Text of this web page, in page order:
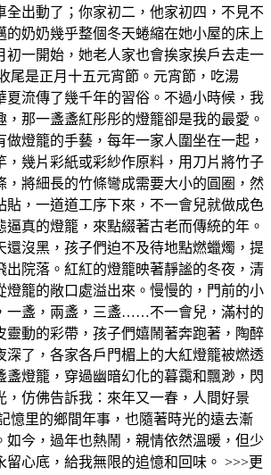
全出動了；你家初二，他家初四，不見不
的奶奶幾乎整個冬天蜷縮在她小屋的床上
初一開始，她老人家也會挨家挨戶去走一
尾是正月十五元宵節。元宵節，吃湯
夏流傳了幾千年的習俗。不過小時候，我
，那一盞盞紅彤彤的燈籠卻是我的最愛。
做燈籠的手藝，每年一家人圍坐在一起，
，幾片彩紙或彩紗作原料，用刀片將竹子
，將細長的竹條彎成需要大小的圓圈，然
貼，一道道工序下來，不一會兒就做成色
逼真的燈籠，來點綴著古老而傳統的年。
還沒黑，孩子們迫不及待地點燃蠟燭，提
出院落。紅紅的燈籠映著靜謐的冬夜，清
燈籠的敞口處溢出來。慢慢的，門前的小
一盞，兩盞，三盞……不一會兒，滿村的
靈動的彩帶，孩子們嬉鬧著奔跑著，陶醉
深了，各家各戶門楣上的大紅燈籠被燃透
盞燈籠，穿過幽暗幻化的暮靄和飄渺，閃
，仿佛告訴我：來年又一春，人間好景
憶里的鄉間年事，也隨著時光的遠去漸
如今，過年也熱鬧，親情依然溫暖，但少
留心底，給我無限的追憶和回味。 >>>更